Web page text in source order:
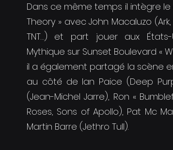
Dans ce même temps il intègre
Theory » avec John Macaluzo
TNT…) et part jouer aux
Mythique sur Sunset Boulevard «
il a également partagé la scène
au côté de Ian Paice (Deep
(Jean-Michel Jarre), Ron «
Roses, Sons of Apollo), Pat Mc
Martin Barre (Jethro Tull).